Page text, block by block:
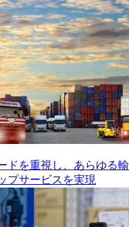
ドを重視し、あらゆる輸
プサービスを実現